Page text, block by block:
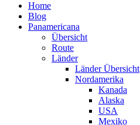
Home
Blog
Panamericana
Übersicht
Route
Länder
Länder Übersicht
Nordamerika
Kanada
Alaska
USA
Mexiko